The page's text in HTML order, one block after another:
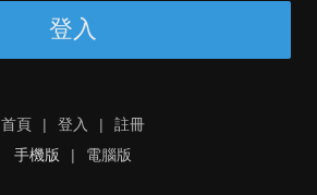
登入
首頁 | 登入 |
註冊
手機版
| 電腦版